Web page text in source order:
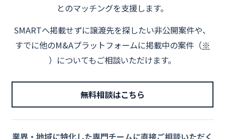
とのマッチングを支援します。
SMARTへ掲載せずに譲渡先を探したい非公開案件や、
すでに他のM&Aプラットフォームに掲載中の案件（※
）についてもご相談いただけます。
無料相談はこちら
業界・地域に特化した専門チームに直接ご相談いただく